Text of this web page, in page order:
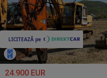
24.900 EUR